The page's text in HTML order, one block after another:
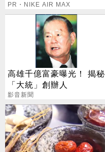
PR・NIKE AIR MAX
高雄千億富豪曝光！ 揭秘
「大統」創辦人
影音新聞